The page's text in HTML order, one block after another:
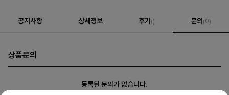
공지사항 상세정보 후기() 문의(0)
상품문의
등록된 문의가 없습니다.